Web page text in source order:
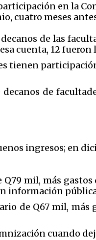
en la
cuatro meses
de las
cuenta, 12
tienen
de
ingresos; en
Q79 mil, más
información
de Q67 mil,
cuando